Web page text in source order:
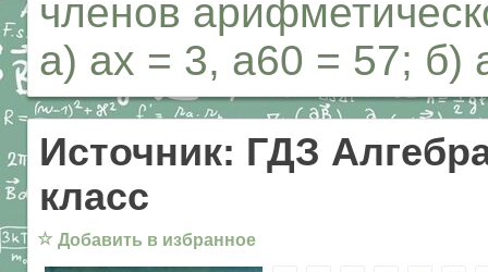
членов
а) ах = 3, а60 = 57; б)
Источник: ГДЗ
класс
☆ Добавить в избранное